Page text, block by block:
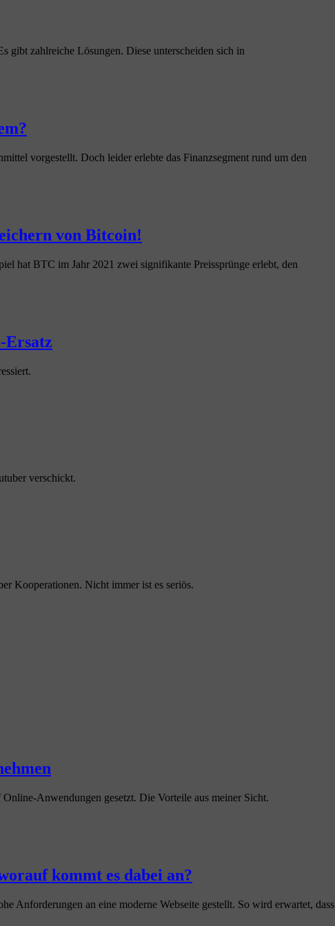
gibt zahlreiche Lösungen. Diese unterscheiden sich in
vorgestellt. Doch leider erlebte das Finanzsegment rund um den
von Bitcoin!
hat BTC im Jahr 2021 zwei signifikante Preissprünge erlebt, den
Ersatz
verschickt.
Kooperationen. Nicht immer ist es seriös.
Anwendungen gesetzt. Die Vorteile aus meiner Sicht.
kommt es dabei an?
Anforderungen an eine moderne Webseite gestellt. So wird erwartet, dass